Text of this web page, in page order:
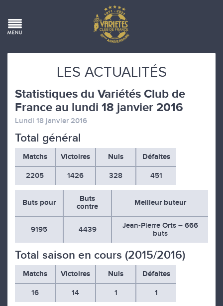
LES ACTUALITÉS
Statistiques du Variétés Club de
France au lundi 18 janvier 2016
Lundi 18 janvier 2016
Total général
Matchs Victoires Nuls Défaites
2205 1426 328 451
Buts pour
Buts
contre
Meilleur buteur
9195 4439
Jean-Pierre Orts – 666
buts
Total saison en cours (2015/2016)
Matchs Victoires Nuls Défaites
16 14 1 1